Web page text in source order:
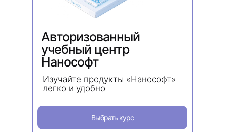
Авторизованный
учебный центр
Нанософт
Изучайте продукты «Нанософт»
легко и удобно
Выбрать курс